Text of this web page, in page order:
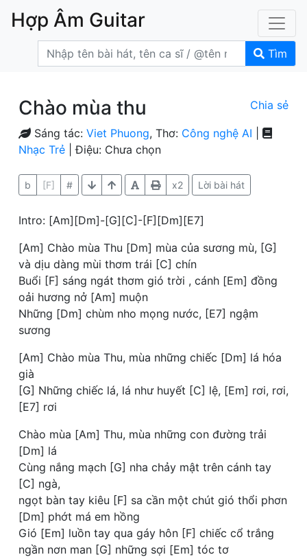
Hợp Âm Guitar
Tìm
Chào mùa thu Chia sẻ
Sáng tác: Viet Phuong, Thơ: Công nghệ AI
Nhạc Trẻ | Điệu: Chưa chọn
b [F] # x2 Lời bài hát
Intro: [Am][Dm]-[G][C]-[F][Dm][E7]
[Am] Chào mùa Thu [Dm] mùa của sương mù, [G]
và dịu dàng mùi thơm trái [C] chín
Buổi [F] sáng ngát thơm gió trời , cánh [Em] đồng
oải hương nở [Am] muộn
Những [Dm] chùm nho mọng nước, [E7] ngậm
sương
[Am] Chào mùa Thu, mùa những chiếc [Dm] lá hóa
già
[G] Những chiếc lá, lá như huyết [C] lệ, [Em] rơi, rơi,
[E7] rơi
Chào mùa [Am] Thu, mùa những con đường trải
[Dm] lá
Cùng nắng mạch [G] nha chảy mật trên cánh tay
[C] ngà,
ngọt bàn tay kiêu [F] sa cần một chút gió thổi phơn
[Dm] phớt má em hồng
Gió [Em] luồn tay qua gáy hôn [F] chiếc cổ trắng
ngần nơn man [G] những sợi [Em] tóc tơ